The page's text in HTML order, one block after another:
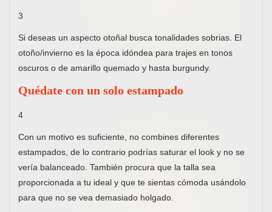
3
Si deseas un aspecto otoñal busca tonalidades sobrias. El
otoño/invierno es la época idóndea para trajes en tonos
oscuros o de amarillo quemado y hasta burgundy.
Quédate con un solo estampado
4
Con un motivo es suficiente, no combines diferentes
estampados, de lo contrario podrías saturar el look y no se
vería balanceado. También procura que la talla sea
proporcionada a tu ideal y que te sientas cómoda usándolo
para que no se vea demasiado holgado.